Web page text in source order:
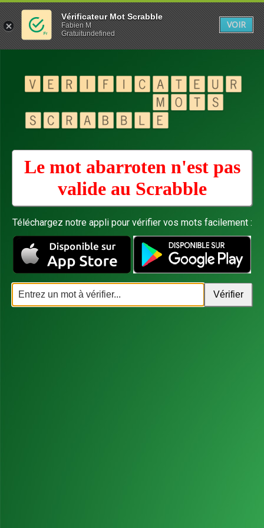
Le mot abarroten n'est pas
valide au Scrabble
Téléchargez notre appli pour vérifier vos mots facilement :
Vérificateur Mot Scrabble
Fabien M
Gratuitundefined
VOIR